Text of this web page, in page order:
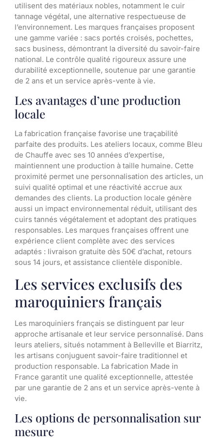
utilisent des matériaux nobles, notamment le cuir
tannage végétal, une alternative respectueuse de
l’environnement. Les marques françaises proposent
une gamme variée : sacs portés croisés, pochettes,
sacs business, démontrant la diversité du savoir-faire
national. Le contrôle qualité rigoureux assure une
durabilité exceptionnelle, soutenue par une garantie
de 2 ans et un service après-vente à vie.
Les avantages d’une production
locale
La fabrication française favorise une traçabilité
parfaite des produits. Les ateliers locaux, comme Bleu
de Chauffe avec ses 10 années d’expertise,
maintiennent une production à taille humaine. Cette
proximité permet une personnalisation des articles, un
suivi qualité optimal et une réactivité accrue aux
demandes des clients. La production locale génère
aussi un impact environnemental réduit, utilisant des
cuirs tannés végétalement et adoptant des pratiques
responsables. Les marques françaises offrent une
expérience client complète avec des services
adaptés : livraison gratuite dès 50€ d’achat, retours
sous 14 jours, et assistance clientèle disponible.
Les services exclusifs des
maroquiniers français
Les maroquiniers français se distinguent par leur
approche artisanale et leur service personnalisé. Dans
leurs ateliers, situés notamment à Belleville et Biarritz,
les artisans conjuguent savoir-faire traditionnel et
production responsable. La fabrication Made in
France garantit une qualité exceptionnelle, attestée
par une garantie de 2 ans et un service après-vente à
vie.
Les options de personnalisation sur
mesure